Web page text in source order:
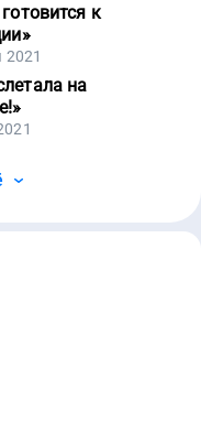
к
»
2021
на
»